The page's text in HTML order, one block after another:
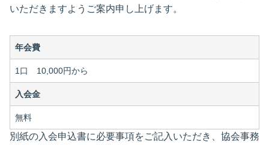
いただきますようご案内申し上げます。
年会費
1口 10,000円から
入会金
無料
別紙の入会申込書に必要事項をご記入いただき、協会事務